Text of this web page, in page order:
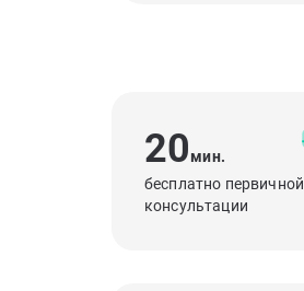
20мин.
бесплатно первичной
консультации